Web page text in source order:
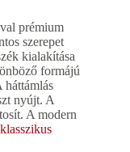
prémium
szerepet
kialakítása
formájú
háttámlás
nyújt. A
A modern
klasszikus